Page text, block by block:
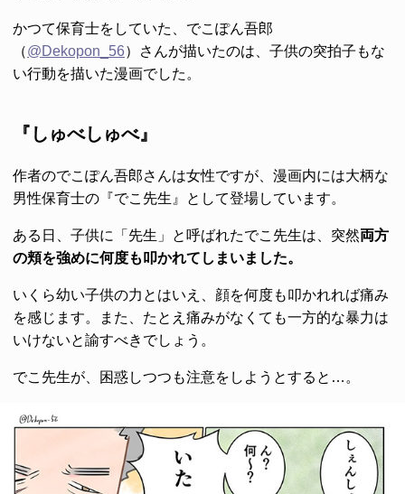
かつて保育士をしていた、でこぽん吾郎
（@Dekopon_56）さんが描いたのは、子供の突拍子もな
い行動を描いた漫画でした。
『しゅべしゅべ』
作者のでこぽん吾郎さんは女性ですが、漫画内には大柄な
男性保育士の『でこ先生』として登場しています。
ある日、子供に「先生」と呼ばれたでこ先生は、突然両方
の頬を強めに何度も叩かれてしまいました。
いくら幼い子供の力とはいえ、顔を何度も叩かれれば痛み
を感じます。また、たとえ痛みがなくても一方的な暴力は
いけないと諭すべきでしょう。
でこ先生が、困惑しつつも注意をしようとすると…。